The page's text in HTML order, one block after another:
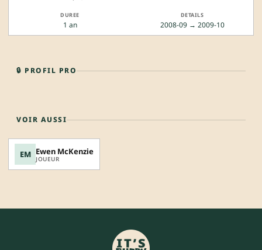
1 an 2008-09 → 2009-10
🔒 PROFIL PRO
VOIR AUSSI
EM Ewen McKenzie
JOUEUR